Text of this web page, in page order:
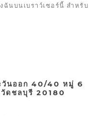
นบนเบราว์เซอร์นี้ สำหรับ
วันออก 40/40 หมู่ 6
ดชลบุรี 20180